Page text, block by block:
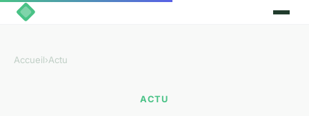
Accueil›Actu
ACTU